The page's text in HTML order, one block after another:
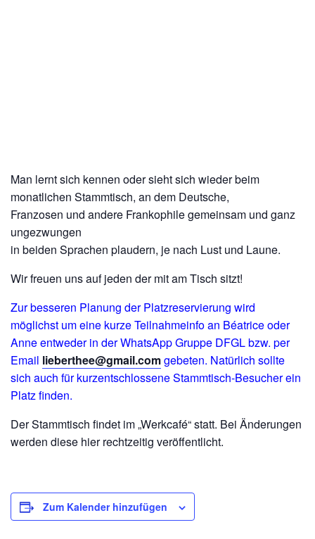
Man lernt sich kennen oder sieht sich wieder beim
monatlichen Stammtisch, an dem Deutsche,
Franzosen und andere Frankophile gemeinsam und ganz
ungezwungen
in beiden Sprachen plaudern, je nach Lust und Laune.
Wir freuen uns auf jeden der mit am Tisch sitzt!
Zur besseren Planung der Platzreservierung wird
möglichst um eine kurze Teilnahmeinfo an Béatrice oder
Anne entweder in der WhatsApp Gruppe DFGL bzw. per
Email lieberthee@gmail.comgebeten. Natürlich sollte
sich auch für kurzentschlossene Stammtisch-Besucher ein
Platz finden.
Der Stammtisch findet im „Werkcafé“ statt. Bei Änderungen
werden diese hier rechtzeitig veröffentlicht.
Zum Kalender hinzufügen